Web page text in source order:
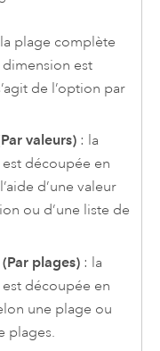
plage complète
est
de l’option par
valeurs) : la
découpée en
d’une valeur
ou d’une liste de
(Par plages) : la
découpée en
une plage ou
plages.